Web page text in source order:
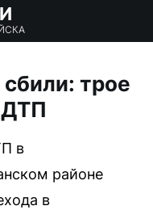
трое
ДТП
в
районе
в